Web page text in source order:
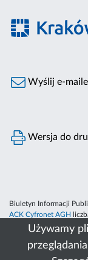
Używamy
Wyślij e-
Wersja do
Biuletyn Informacji
ACK Cyfronet AGH